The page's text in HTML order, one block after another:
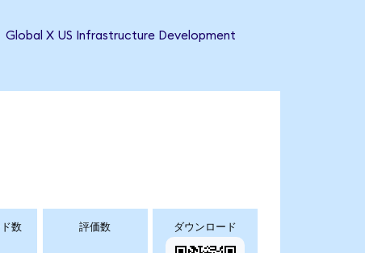
Global X US Infrastructure Development
数 評価数 ダウンロード